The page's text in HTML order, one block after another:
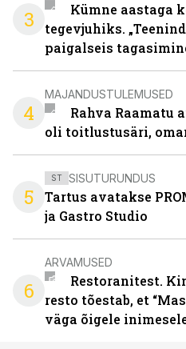
3
Kümne aastaga
tegevjuhiks.
paigalseis
4
MAJANDUSTULEMUSED
Rahva Raamatu
oli toitlustusäri,
5
ST SISUTURUNDUS
Tartus avatakse
ja Gastro Studio
6
ARVAMUSED
Restoranitest.
resto tõestab, et
väga õigele